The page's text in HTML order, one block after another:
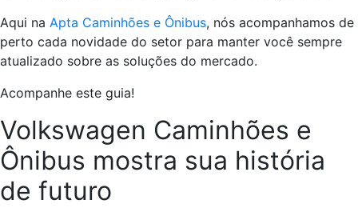
Aqui na Apta Caminhões e Ônibus, nós acompanhamos de
perto cada novidade do setor para manter você sempre
atualizado sobre as soluções do mercado.
Acompanhe este guia!
Volkswagen Caminhões e
Ônibus mostra sua história
de futuro